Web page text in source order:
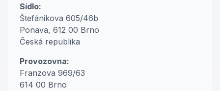
Sídlo:
Štefánikova 605/46b
Ponava, 612 00 Brno
Česká republika
Provozovna:
Franzova 969/63
614 00 Brno